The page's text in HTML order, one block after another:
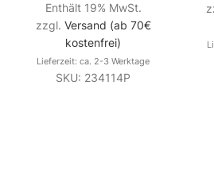
Enthält 19% MwSt.
zzgl. Versand (ab 70€
kostenfrei)
Lieferzeit: ca. 2-3 Werktage
SKU: 234114P